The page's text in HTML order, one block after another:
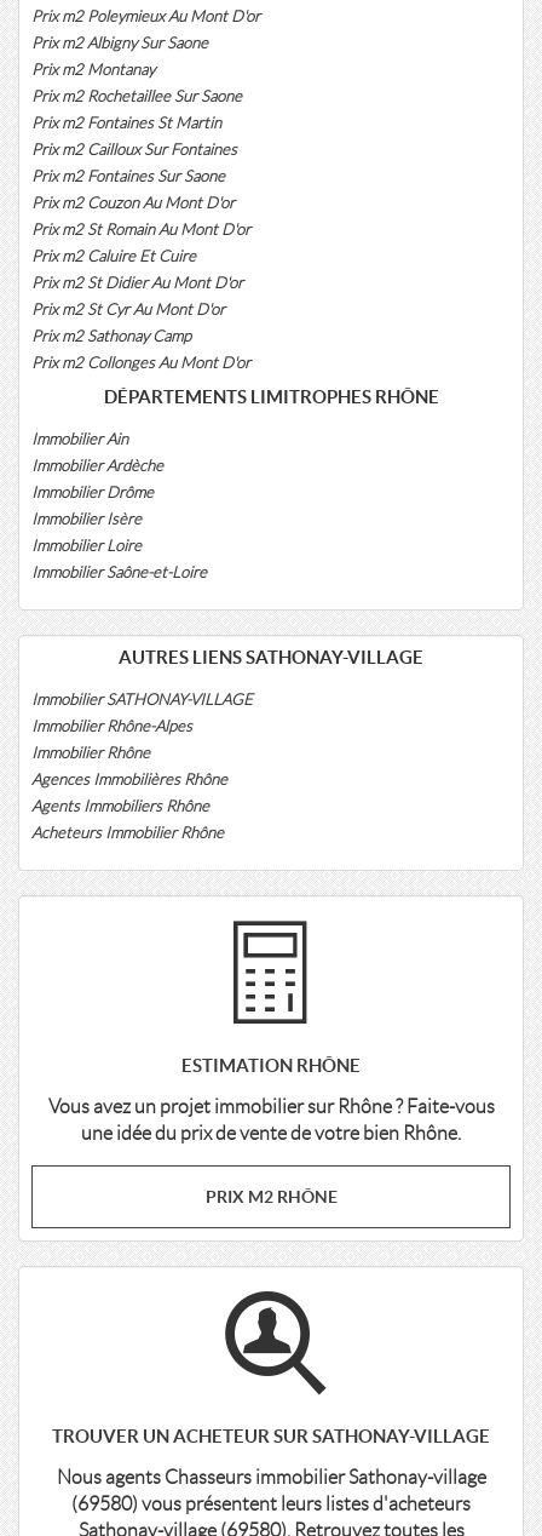
Prix m2 Poleymieux Au Mont D'or
Prix m2 Albigny Sur Saone
Prix m2 Montanay
Prix m2 Rochetaillee Sur Saone
Prix m2 Fontaines St Martin
Prix m2 Cailloux Sur Fontaines
Prix m2 Fontaines Sur Saone
Prix m2 Couzon Au Mont D'or
Prix m2 St Romain Au Mont D'or
Prix m2 Caluire Et Cuire
Prix m2 St Didier Au Mont D'or
Prix m2 St Cyr Au Mont D'or
Prix m2 Sathonay Camp
Prix m2 Collonges Au Mont D'or
DÉPARTEMENTS LIMITROPHES RHÔNE
Immobilier Ain
Immobilier Ardèche
Immobilier Drôme
Immobilier Isère
Immobilier Loire
Immobilier Saône-et-Loire
AUTRES LIENS SATHONAY-VILLAGE
Immobilier SATHONAY-VILLAGE
Immobilier Rhône-Alpes
Immobilier Rhône
Agences Immobilières Rhône
Agents Immobiliers Rhône
Acheteurs Immobilier Rhône
ESTIMATION RHÔNE
Vous avez un projet immobilier sur Rhône ? Faite-vous
une idée du prix de vente de votre bien Rhône.
PRIX M2 RHÔNE
TROUVER UN ACHETEUR SUR SATHONAY-VILLAGE
Nous agents Chasseurs immobilier Sathonay-village
(69580) vous présentent leurs listes d'acheteurs
Sathonay-village (69580). Retrouvez toutes les